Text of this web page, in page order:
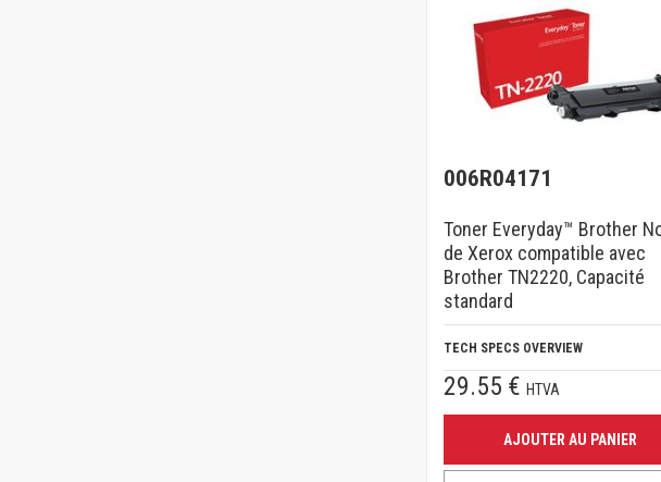
006R04171
Toner Everyday™ Brother
de Xerox compatible avec
Brother TN2220, Capacité
standard
TECH SPECS OVERVIEW
29.55 € HTVA
AJOUTER AU PANIER